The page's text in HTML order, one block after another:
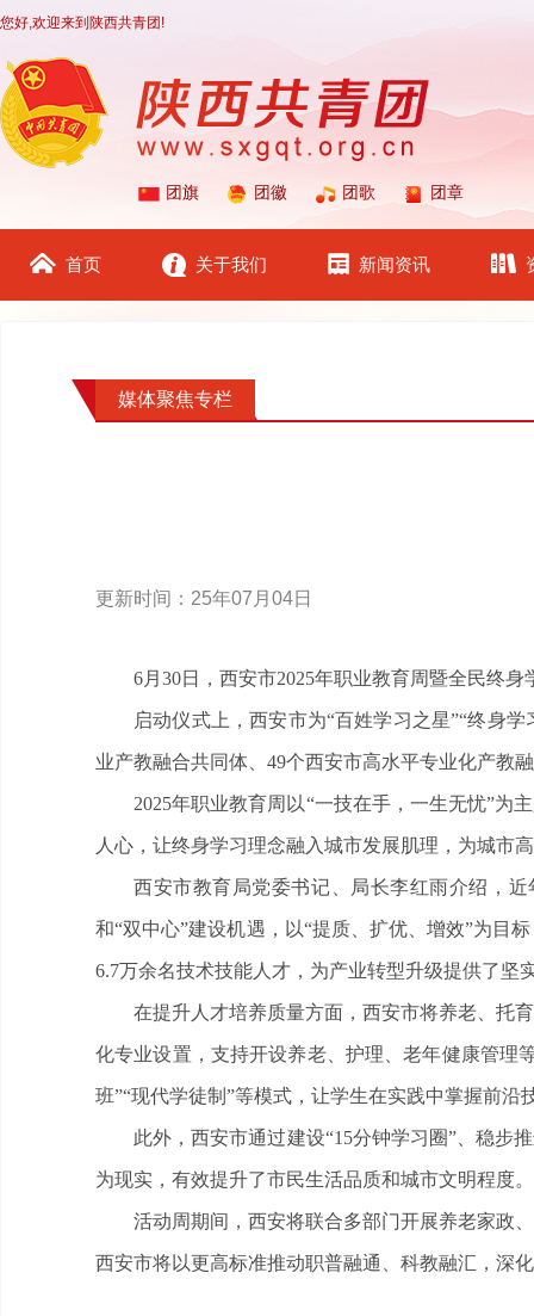
您好,欢迎来到陕西共青团!
团旗 团徽 团歌 团章
首页 关于我们 新闻资讯
媒体聚焦专栏
更新时间：25年07月04日
6月30日，西安市2025年职业教育周暨全民终
启动仪式上，西安市为“百姓学习之星”“终身
业产教融合共同体、49个西安市高水平专业化产教
2025年职业教育周以“一技在手，一生无忧”为
人心，让终身学习理念融入城市发展肌理，为城市
西安市教育局党委书记、局长李红雨介绍，
和“双中心”建设机遇，以“提质、扩优、增效”为目
6.7万余名技术技能人才，为产业转型升级提供了坚
在提升人才培养质量方面，西安市将养老、托
化专业设置，支持开设养老、护理、老年健康管理
班”“现代学徒制”等模式，让学生在实践中掌握前沿
此外，西安市通过建设“15分钟学习圈”、稳步
为现实，有效提升了市民生活品质和城市文明程度。
活动周期间，西安将联合多部门开展养老家政
西安市将以更高标准推动职普融通、科教融汇，深